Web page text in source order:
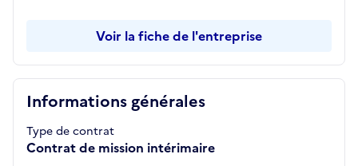
Informations générales
Type de contrat
Contrat de mission intérimaire
Voir la fiche de l'entreprise